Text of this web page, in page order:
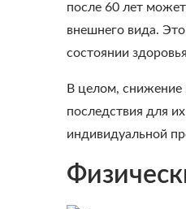
после 60 лет может
внешнего вида.
состоянии
В целом,
последствия для
индивидуальной